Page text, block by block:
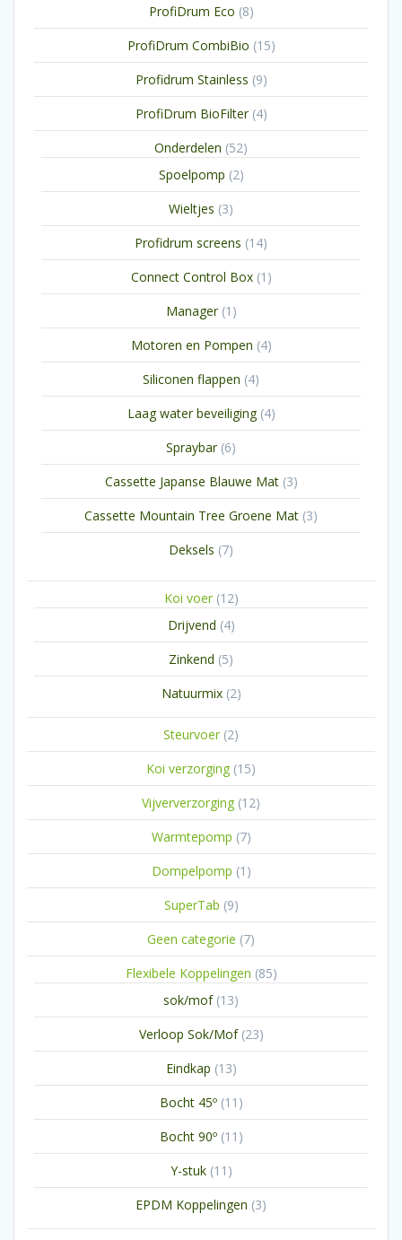
ProfiDrum Eco 88
producten
ProfiDrum CombiBio 1515
producten
Profidrum Stainless 99
producten
ProfiDrum BioFilter 44
producten
Onderdelen 5252
Spoelpomp 22
producten
Wieltjes 33
producten
Profidrum screens 1414
producten
Connect Control Box 1 1
product
Manager 1 1
product
Motoren en Pompen 44
producten
Siliconen flappen 44
producten
Laag water beveiliging 44
producten
Spraybar 66
producten
Cassette Japanse Blauwe Mat 33
producten
Cassette Mountain Tree Groene Mat 33
producten
Deksels 77
Koi voer 1212
Drijvend 44
producten
Zinkend 55
producten
Natuurmix 22
Steurvoer 22
producten
Koi verzorging 1515
producten
Vijververzorging 1212
producten
Warmtepomp 77
producten
Dompelpomp 1 1
product
SuperTab 99
producten
Geen categorie 77
producten
Flexibele Koppelingen 8585
sok/mof 1313
producten
Verloop Sok/Mof 2323
producten
Eindkap 1313
producten
Bocht 45º 11 11
producten
Bocht 90º 11 11
producten
Y-stuk 11 11
producten
EPDM Koppelingen 33